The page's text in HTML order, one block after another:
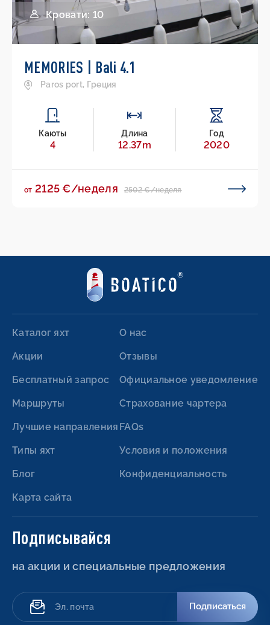
Кровати: 10
MEMORIES | Bali 4.1
Paros port, Греция
Каюты
4
Длина
12.37m
Год
2020
от 2125 €/неделя 2502 €/неделя
Каталог яхт
Акции
Бесплатный запрос
Маршруты
Лучшие направления
Типы яхт
Блог
Карта сайта
О нас
Отзывы
Официальное уведомление
Страхование чартера
FAQs
Условия и положения
Конфиденциальность
Подписывайся
на акции и специальные предложения
Подписаться